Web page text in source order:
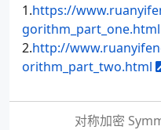
1.https://
gorithm_part_one.html
2.http://
orithm_part_two.html
对称加密